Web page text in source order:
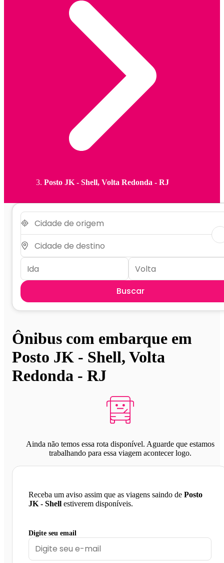
Posto JK - Shell, Volta Redonda - RJ
Buscar
Ônibus com embarque em
Posto JK - Shell, Volta
Redonda - RJ
Ainda não temos essa rota disponível. Aguarde que estamos
trabalhando para essa viagem acontecer logo.
Receba um aviso assim que as viagens saindo de Posto
JK - Shell estiverem disponíveis.
Digite seu email